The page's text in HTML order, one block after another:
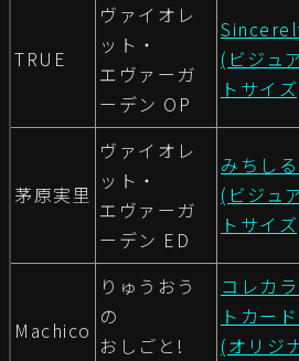
TRUE
ヴァイオレ
ット・
エヴァーガ
ーデン OP
(ビジュ
トサイ
茅原実里
ヴァイオレ
ット・
エヴァーガ
ーデン ED
みちし
(ビジュ
トサイ
Machico
りゅうおう
の
おしごと!
コレカ
トカー
(オリジ